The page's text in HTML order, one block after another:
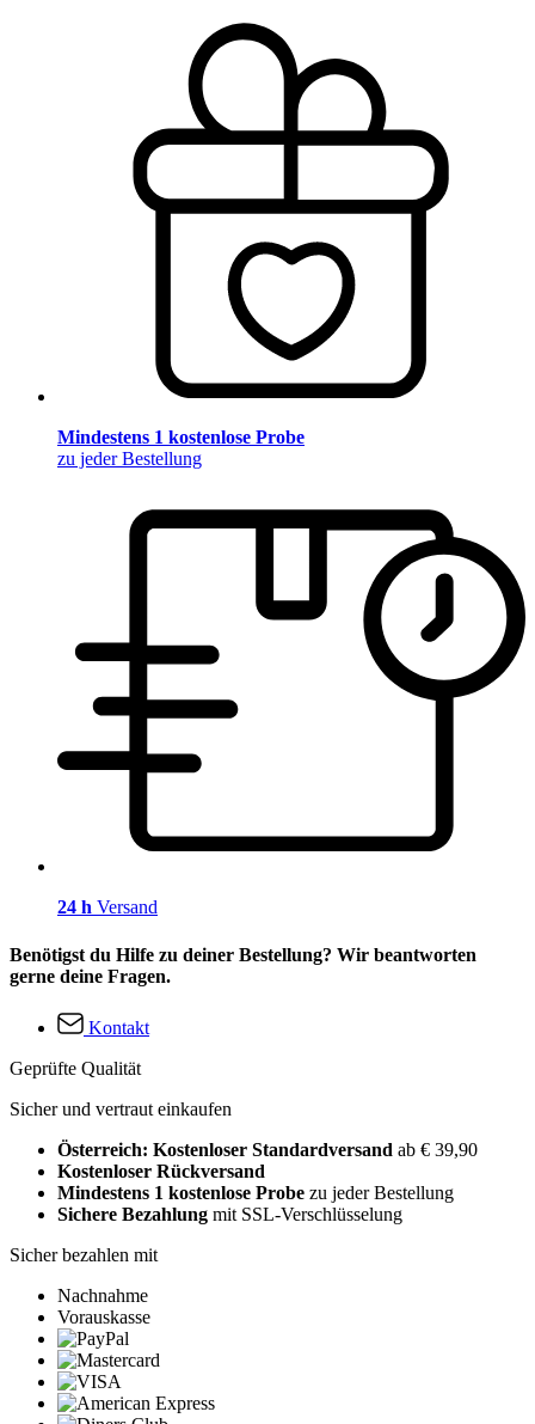
Mindestens 1 kostenlose Probe
zu jeder Bestellung
24 h Versand
Benötigst du Hilfe zu deiner Bestellung? Wir beantworten
gerne deine Fragen.
Kontakt
Geprüfte Qualität
Sicher und vertraut einkaufen
Österreich: Kostenloser Standardversand ab € 39,90
Kostenloser Rückversand
Mindestens 1 kostenlose Probe zu jeder Bestellung
Sichere Bezahlung mit SSL-Verschlüsselung
Sicher bezahlen mit
Nachnahme
Vorauskasse